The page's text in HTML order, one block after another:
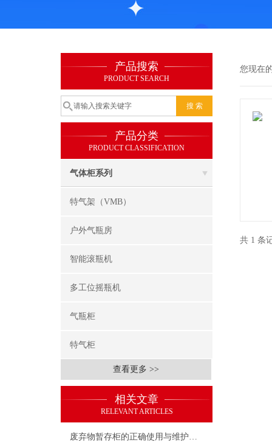
产品搜索
PRODUCT SEARCH
产品分类
PRODUCT CLASSIFICATION
气体柜系列
特气架（VMB）
户外气瓶房
智能滚瓶机
多工位摇瓶机
气瓶柜
特气柜
查看更多 >>
相关文章
RELEVANT ARTICLES
废弃物暂存柜的正确使用与维护技巧
您现在
共 1 条